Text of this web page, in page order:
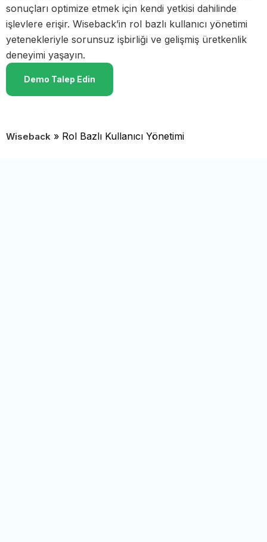
sonuçları optimize etmek için kendi yetkisi dahilinde
işlevlere erişir. Wiseback’in rol bazlı kullanıcı yönetimi
yetenekleriyle sorunsuz işbirliği ve gelişmiş üretkenlik
deneyimi yaşayın.
Demo Talep Edin
Wiseback » Rol Bazlı Kullanıcı Yönetimi